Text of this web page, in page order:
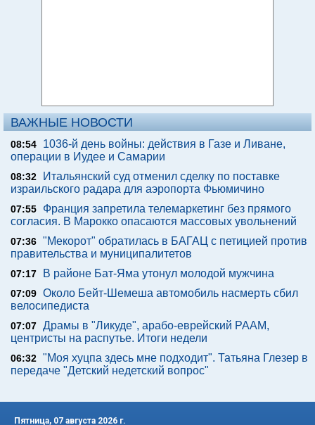
ВАЖНЫЕ НОВОСТИ
08:54
1036-й день войны: действия в Газе и Ливане,
операции в Иудее и Самарии
08:32
Итальянский суд отменил сделку по поставке
израильского радара для аэропорта Фьюмичино
07:55
Франция запретила телемаркетинг без прямого
согласия. В Марокко опасаются массовых увольнений
07:36 "Мекорот" обратилась в БАГАЦ с петицией против
правительства и муниципалитетов
07:17 В районе Бат-Яма утонул молодой мужчина
07:09 Около Бейт-Шемеша автомобиль насмерть сбил
велосипедиста
07:07 Драмы в "Ликуде", арабо-еврейский РААМ,
центристы на распутье. Итоги недели
06:32 "Моя хуцпа здесь мне подходит". Татьяна Глезер в
передаче "Детский недетский вопрос"
Пятница, 07 августа 2026 г.